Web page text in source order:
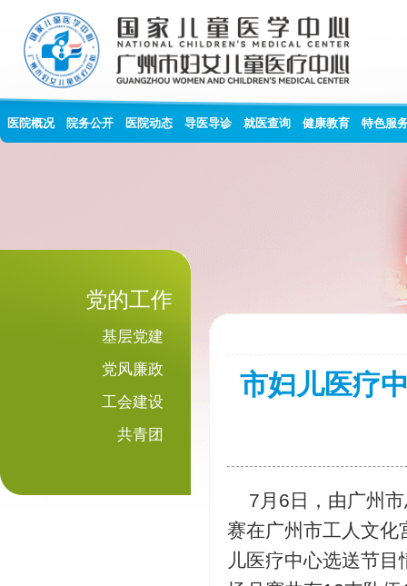
医院概况 院务公开 医院动态 导医导诊 就医查询 健康教育 特色服
党的工作
基层党建
党风廉政
工会建设
共青团
市妇儿医疗
7月6日，由广州
赛在广州市工人文
儿医疗中心选送节